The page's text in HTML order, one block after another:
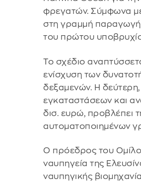
φρεγατών. Σύμφωνα με
στη γραμμή
του πρώτου
Το σχέδιο
ενίσχυση των
δεξαμενών. Η
εγκαταστάσεων και
δισ. ευρώ, προβλέπει
αυτοματοποιημένων
Ο πρόεδρος του
ναυπηγεία της
ναυπηγικής